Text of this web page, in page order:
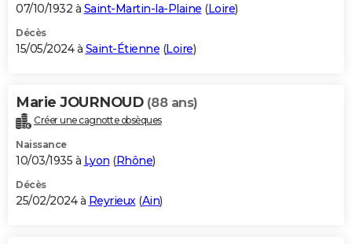
07/10/1932 à Saint-Martin-la-Plaine (Loire)
Décès
15/05/2024 à Saint-Étienne (Loire)
Marie JOURNOUD (88 ans)
Créer une cagnotte obsèques
Naissance
10/03/1935 à Lyon (Rhône)
Décès
25/02/2024 à Reyrieux(Ain)